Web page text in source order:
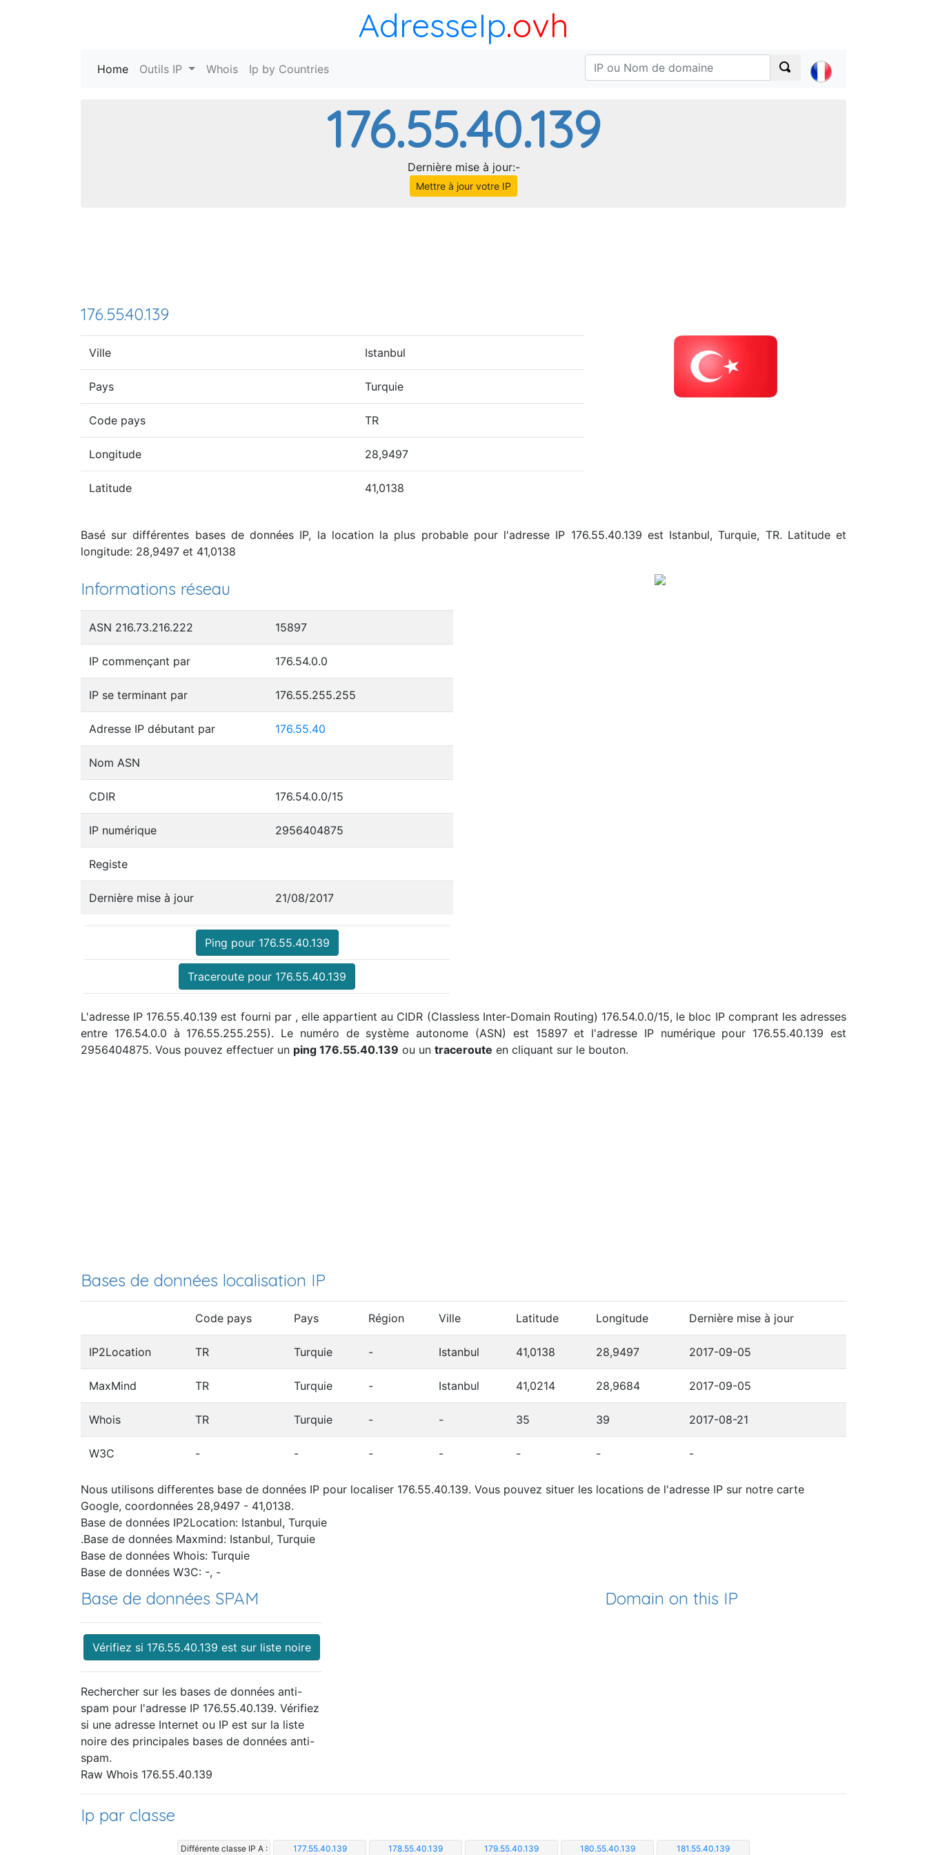
AdresseIp.ovh
Home (current)
Outils IP Whois Ip by Countries
176.55.40.139
Dernière mise à jour:-
Mettre à jour votre IP
176.55.40.139
Ville Istanbul
Pays Turquie
Code pays TR
Longitude 28,9497
Latitude 41,0138
Basé sur différentes bases de données IP, la location la plus probable pour l'adresse IP 176.55.40.139 est Istanbul, Turquie, TR. Latitude et
longitude: 28,9497 et 41,0138
Informations réseau
ASN 216.73.216.222 15897
IP commençant par 176.54.0.0
IP se terminant par 176.55.255.255
Adresse IP débutant par 176.55.40
Nom ASN
CDIR 176.54.0.0/15
IP numérique 2956404875
Registe
Dernière mise à jour 21/08/2017
Ping pour 176.55.40.139
Traceroute pour 176.55.40.139
L'adresse IP 176.55.40.139 est fourni par , elle appartient au CIDR (Classless Inter-Domain Routing) 176.54.0.0/15, le bloc IP comprant les adresses
entre 176.54.0.0 à 176.55.255.255). Le numéro de système autonome (ASN) est 15897 et l'adresse IP numérique pour 176.55.40.139 est
2956404875. Vous pouvez effectuer un ping 176.55.40.139 ou un traceroute en cliquant sur le bouton.
Bases de données localisation IP
Code pays Pays Région Ville Latitude Longitude Dernière mise à jour
IP2Location TR Turquie - Istanbul 41,0138 28,9497 2017-09-05
MaxMind TR Turquie - Istanbul 41,0214 28,9684 2017-09-05
Whois TR Turquie - - 35 39 2017-08-21
W3C - - - - - - -
Nous utilisons differentes base de données IP pour localiser 176.55.40.139. Vous pouvez situer les locations de l'adresse IP sur notre carte
Google, coordonnées 28,9497 - 41,0138.
Base de données IP2Location: Istanbul, Turquie
.Base de données Maxmind: Istanbul, Turquie
Base de données Whois: Turquie
Base de données W3C: -, -
Base de données SPAM
Vérifiez si 176.55.40.139 est sur liste noire
Rechercher sur les bases de données anti-
spam pour l'adresse IP 176.55.40.139. Vérifiez
si une adresse Internet ou IP est sur la liste
noire des principales bases de données anti-
spam.
Domain on this IP
Raw Whois 176.55.40.139
Ip par classe
Différente classe IP A : 177.55.40.139 178.55.40.139 179.55.40.139 180.55.40.139 181.55.40.139